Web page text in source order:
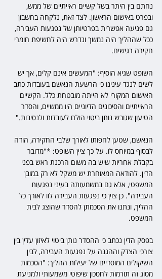
נחתם בין היתר בשל קשיים ראייתיים של ממש,
ובפרט באישום הראשון. לצד זאת, נלקחה בחשבון
גם פגיעה אפשרית בפרטיותן של נפגעות העבירה,
ככל שההליך היה נמשך ונדרש היה לחשיפת חומרי
חקירה רגישים.
השופט שגיא הוסיף: "המעשים אינם קלים, אך יש
לשים לנגד עינינו כי הרשעת הנאשם בעובדות כתב
האישום המקורי לא הייתה מובטחת כלל. הקשיים
הראייתיים והסיכונים הדיוניים היו ממשיים, והסדר
הטיעון שגובש נותן ביטוי הולם לעובדות ולנסיבות."
הנאשם, שטען לחפותו לאורך שלבי החקירה, הודה
לבסוף במיוחס לו. על כך ציין השופט: *"מדובר
בקבלת אחריות שיש בה משום הרכנת ראש בפני
הדין. להודאה המאוחרת יש משקל לא רק במובן
המשפטי, אלא גם במשמעותה בעיני נפגעות
העבירה". כן צוין כי נפגעות העבירה לוו לאורך כל
ההליך, ונתנו את הסכמתן להסדר שהוצג לבית
המשפט.
בפסק הדין נכתב כי ההסדר נותן ביטוי לאיזון עדין בין
צורכי הצדק וההגנה על נפגעות העבירה, לבין
השיקולים המוסדיים של יעילות ההליך: "הסכמות
מסוג זה תורמות לחסכון שיפוטי משמעותי ולמניעת